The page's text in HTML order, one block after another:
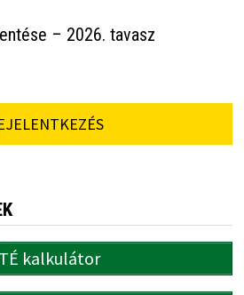
– 2026. tavasz
kalkulátor